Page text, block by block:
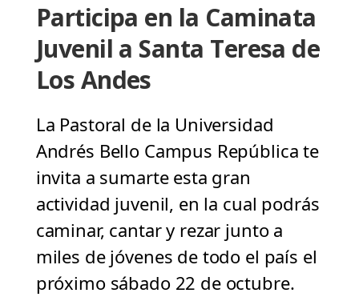
Participa en la Caminata
Juvenil a Santa Teresa de
Los Andes
La Pastoral de la Universidad
Andrés Bello Campus República te
invita a sumarte esta gran
actividad juvenil, en la cual podrás
caminar, cantar y rezar junto a
miles de jóvenes de todo el país el
próximo sábado 22 de octubre.